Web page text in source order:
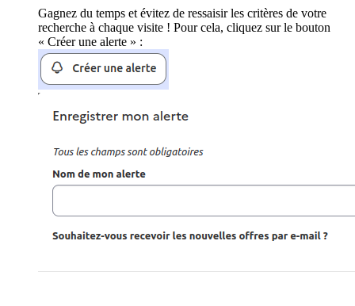
Gagnez du temps et évitez de ressaisir les critères de votre
recherche à chaque visite ! Pour cela, cliquez sur le bouton
« Créer une alerte » :